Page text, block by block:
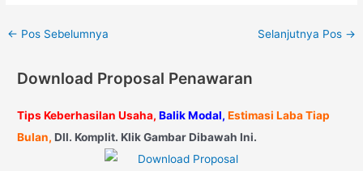
← Pos Sebelumnya Selanjutnya Pos →
Download Proposal Penawaran
Tips Keberhasilan Usaha, Balik Modal, Estimasi Laba Tiap
Bulan, Dll. Komplit. Klik Gambar Dibawah Ini.